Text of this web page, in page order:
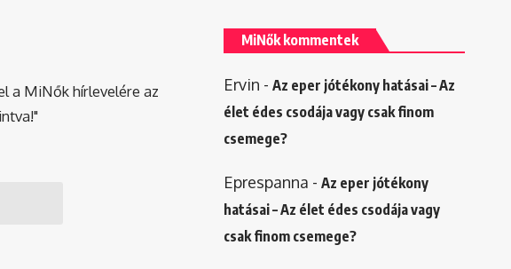
a MiNők hírlevelére az
MiNők kommentek
Ervin - Az eper jótékony hatásai – Az
élet édes csodája vagy csak finom
csemege?
Eprespanna - Az eper jótékony
hatásai – Az élet édes csodája vagy
csak finom csemege?